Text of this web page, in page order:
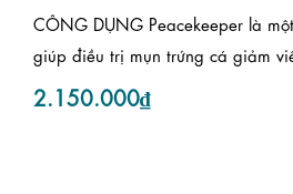
CÔNG DỤNG Peacekeeper là
giúp điều trị mụn trứng cá giảm
2.150.000₫